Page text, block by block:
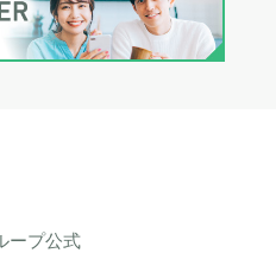
ープ公式